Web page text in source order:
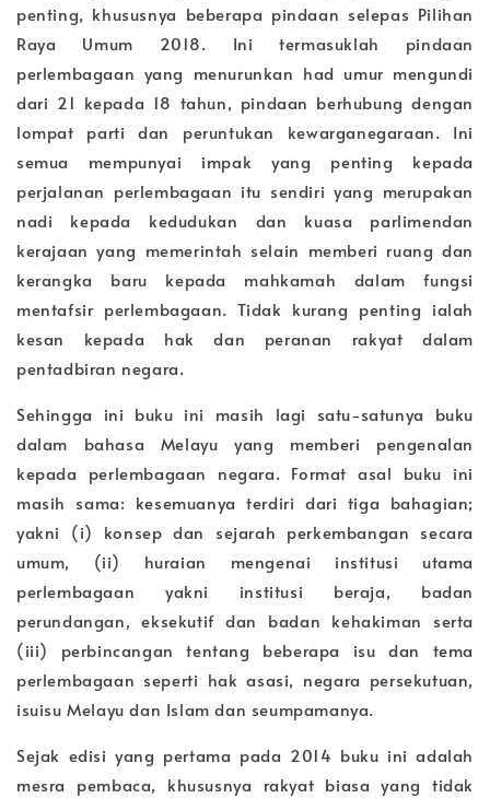
penting, khususnya beberapa pindaan selepas Pilihan
Raya Umum 2018. Ini termasuklah pindaan
perlembagaan yang menurunkan had umur mengundi
dari 21 kepada 18 tahun, pindaan berhubung dengan
lompat parti dan peruntukan kewarganegaraan. Ini
semua mempunyai impak yang penting kepada
perjalanan perlembagaan itu sendiri yang merupakan
nadi kepada kedudukan dan kuasa parlimendan
kerajaan yang memerintah selain memberi ruang dan
kerangka baru kepada mahkamah dalam fungsi
mentafsir perlembagaan. Tidak kurang penting ialah
kesan kepada hak dan peranan rakyat dalam
pentadbiran negara.
Sehingga ini buku ini masih lagi satu-satunya buku
dalam bahasa Melayu yang memberi pengenalan
kepada perlembagaan negara. Format asal buku ini
masih sama: kesemuanya terdiri dari tiga bahagian;
yakni (i) konsep dan sejarah perkembangan secara
umum, (ii) huraian mengenai institusi utama
perlembagaan yakni institusi beraja, badan
perundangan, eksekutif dan badan kehakiman serta
(iii) perbincangan tentang beberapa isu dan tema
perlembagaan seperti hak asasi, negara persekutuan,
isuisu Melayu dan Islam dan seumpamanya.
Sejak edisi yang pertama pada 2014 buku ini adalah
mesra pembaca, khususnya rakyat biasa yang tidak